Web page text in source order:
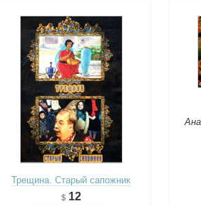
Трещина. Старый сапожник
12